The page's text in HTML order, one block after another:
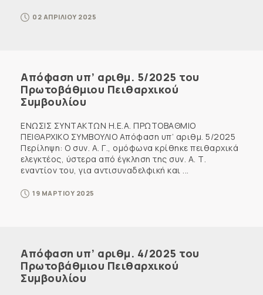
02 ΑΠΡΙΛΙΟΥ 2025
Απόφαση υπ’ αριθμ. 5/2025 του
Πρωτοβάθμιου Πειθαρχικού
Συμβουλίου
ΕΝΩΣΙΣ ΣΥΝΤΑΚΤΩΝ Η.Ε.Α. ΠΡΩΤΟΒΑΘΜΙΟ
ΠΕΙΘΑΡΧΙΚΟ ΣΥΜΒΟΥΛΙΟ Απόφαση υπ’ αριθμ. 5/2025
Περίληψη: Ο συν. Α. Γ., ομόφωνα κρίθηκε πειθαρχικά
ελεγκτέος, ύστερα από έγκληση της συν. Α. Τ.
εναντίον του, για αντισυναδελφική και ...
19 ΜΑΡΤΙΟΥ 2025
Απόφαση υπ’ αριθμ. 4/2025 του
Πρωτοβάθμιου Πειθαρχικού
Συμβουλίου